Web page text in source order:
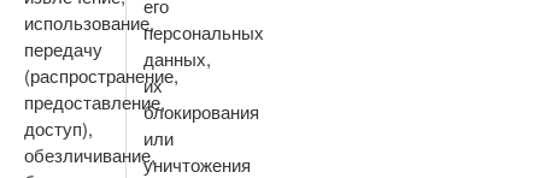
использование,
передачу
(распространение,
предоставление,
доступ),
обезличивание,
его
персональных
данных,
их
блокирования
или
уничтожения